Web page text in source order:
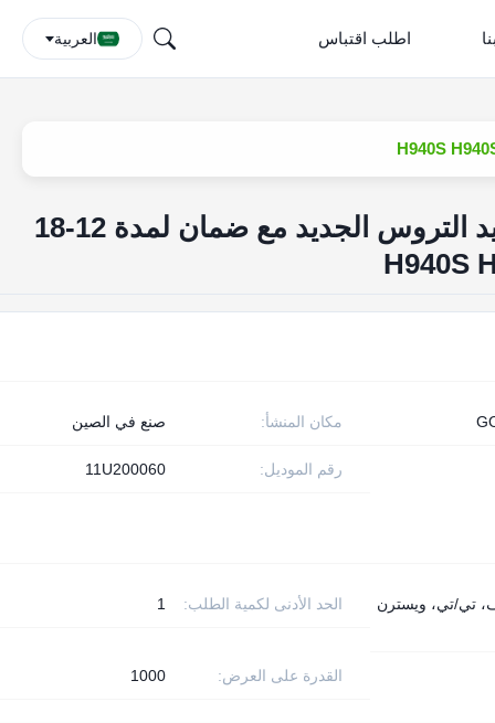
اطلب اقتباس العربية
OEM ومفتاح عمود تحديد التروس الجديد مع ضمان لمدة 12-18
مكان المنشأ: صنع في الصين
رقم الموديل: 11U200060
الحد الأدنى لكمية الطلب: 1 تي/تي، ويسترن
القدرة على العرض: 1000